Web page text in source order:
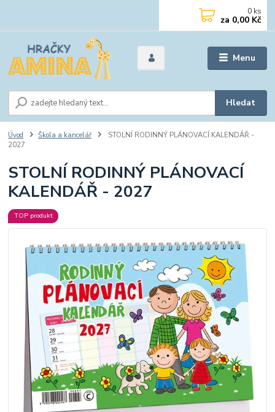
Menu
Hledat
0 ks
za 0,00 Kč
Úvod Škola a kancelář
STOLNÍ RODINNÝ PLÁNOVACÍ KALENDÁŘ -
2027
STOLNÍ RODINNÝ PLÁNOVACÍ
KALENDÁŘ - 2027
TOP produkt